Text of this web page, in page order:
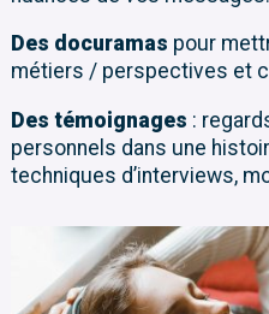
​​Des docuramas pour
métiers / perspectives et
Des témoignages :
personnels dans une
techniques d’interviews,